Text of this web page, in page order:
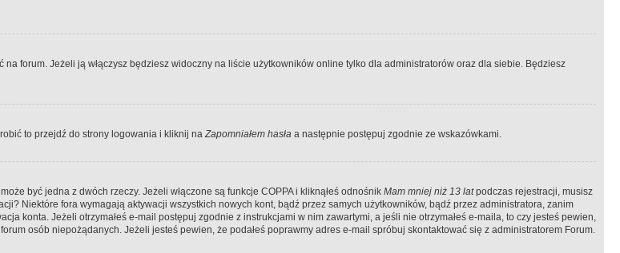
forum. Jeżeli ją włączysz będziesz widoczny na liście użytkowników online tylko dla administratorów oraz dla siebie. Będziesz
to przejdź do strony logowania i kliknij naZapomniałem hasła a następnie postępuj zgodnie ze wskazówkami.
być jedna z dwóch rzeczy. Jeżeli włączone są funkcje COPPA i kliknąłeś odnośnik Mam mniej niż 13 latpodczas rejestracji, musisz
Niektóre fora wymagają aktywacji wszystkich nowych kont, bądź przez samych użytkowników, bądź przez administratora, zanim
konta. Jeżeli otrzymałeś e-mail postępuj zgodnie z instrukcjami w nim zawartymi, a jeśli nie otrzymałeś e-maila, to czy jesteś pewien,
osób niepożądanych. Jeżeli jesteś pewien, że podałeś poprawmy adres e-mail spróbuj skontaktować się z administratorem Forum.